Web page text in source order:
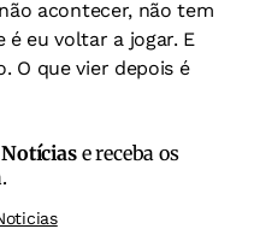
acontecer, não tem
eu voltar a jogar. E
O que vier depois é
e receba os